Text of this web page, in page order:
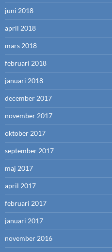
juni 2018
april 2018
mars 2018
februari 2018
januari 2018
december 2017
november 2017
oktober 2017
september 2017
maj 2017
april 2017
februari 2017
januari 2017
november 2016